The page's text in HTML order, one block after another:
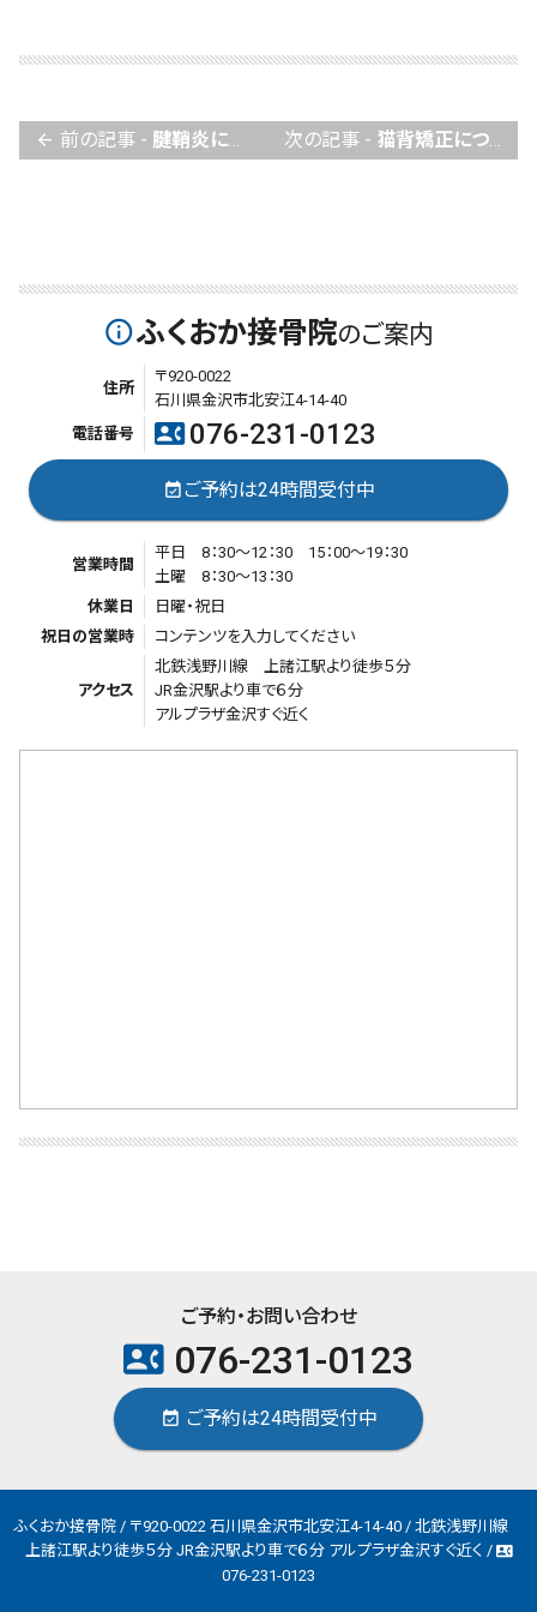
arrow_back 前の記事 - 腱鞘炎について 次の記事 - 猫背矯正について
info_outlineふくおか接骨院のご案内
住所
〒920-0022
石川県金沢市北安江4-14-40
電話番号
contact_phone 076-231-0123
event_availableご予約は24時間受付中
営業時間
平日 8：30～12：30 15：00～19：30
土曜 8：30～13：30
休業日
日曜・祝日
祝日の営業時
コンテンツを入力してください
アクセス
北鉄浅野川線 上諸江駅より徒歩５分
JR金沢駅より車で６分
アルプラザ金沢すぐ近く
ご予約・お問い合わせ
contact_phone 076-231-0123
event_available ご予約は24時間受付中
ふくおか接骨院 / 〒920-0022 石川県金沢市北安江4-14-40 / 北鉄浅野川線
上諸江駅より徒歩５分 JR金沢駅より車で６分 アルプラザ金沢すぐ近く / contact_phone
076-231-0123